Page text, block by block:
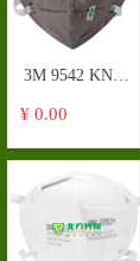
3M 9542 KN95
活性炭口罩
¥ 0.00